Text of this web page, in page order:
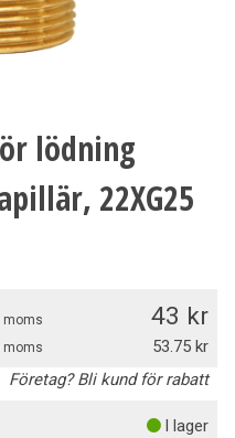
lödning
22XG25
moms 43
moms
53.75
Företag? Bli kund för rabatt
I lager